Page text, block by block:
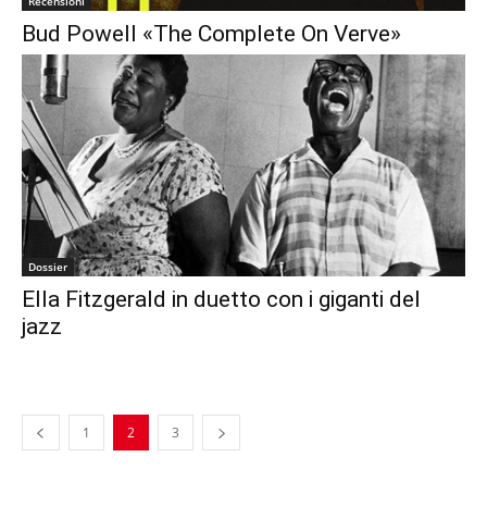
Bud Powell «The Complete On Verve»
Dossier
Ella Fitzgerald in duetto con i giganti del
jazz
1 2 3